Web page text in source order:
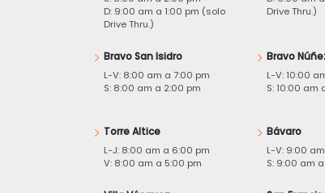
D: 9:00 am a 1:00 pm (solo
Drive Thru.)
Drive Thru.)
Bravo San Isidro
L-V: 8:00 am a 7:00 pm
S: 8:00 am a 2:00 pm
Bravo
L-V: 10:00
S: 10:00 am
Torre Altice
L-J: 8:00 am a 6:00 pm
V: 8:00 am a 5:00 pm
Bávaro
L-V: 9:00
S: 9:00 am